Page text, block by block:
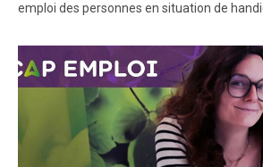
emploi des personnes en situation de